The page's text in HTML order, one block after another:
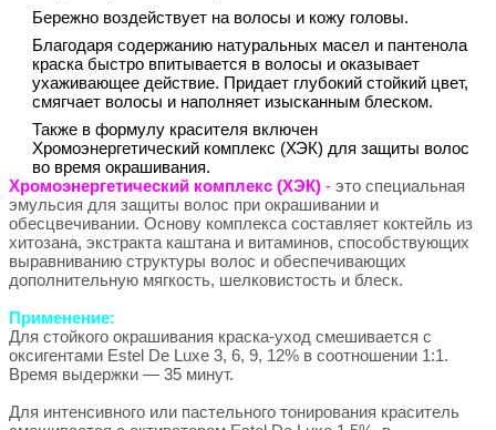
Бережно воздействует на волосы и кожу головы.
Благодаря содержанию натуральных масел и пантенола
краска быстро впитывается в волосы и оказывает
ухаживающее действие. Придает глубокий стойкий цвет,
смягчает волосы и наполняет изысканным блеском.
Также в формулу красителя включен
Хромоэнергетический комплекс (ХЭК) для защиты волос
во время окрашивания.
Хромоэнергетический комплекс (ХЭК) - это специальная
эмульсия для защиты волос при окрашивании и
обесцвечивании. Основу комплекса составляет коктейль из
хитозана, экстракта каштана и витаминов, способствующих
выравниванию структуры волос и обеспечивающих
дополнительную мягкость, шелковистость и блеск.
Применение:
Для стойкого окрашивания краска-уход смешивается с
оксигентами Estel De Luxe 3, 6, 9, 12% в соотношении 1:1.
Время выдержки — 35 минут.
Для интенсивного или пастельного тонирования краситель